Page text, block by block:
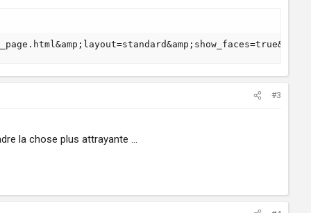
#3
la chose plus attrayante ...